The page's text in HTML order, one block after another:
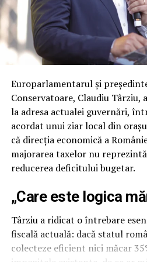
Cu o viziune orientată spre
schimbare de paradigmă în
promițând o guvernare bazată
transparență și apropierea de
Alegerile parlamentare din
1
o oportunitate pentru Victor
demonstra că PSD poate fi un
modernizarea României.
ARTICOLE PE ACEIASI TEMA:
URMATORUL
Georgescu ‘vizionarul Moscovei’!
Victor Negrescu,
European, alături de candidații
dialog cu mediul de afaceri din
Reformists Party (ECR Party),
conservative politician
Cezara
candidate for the Mayor of
Europarlamentarul și
Conservatoare, Claudiu
la adresa actualei guvernări,
acordat unui ziar local din
că direcția economică a
majorarea taxelor nu
reducerea deficitului bugetar.
„Care este logica
Târziu a ridicat o întrebare
fiscală actuală: dacă statul
colecteze eficient nici măcar